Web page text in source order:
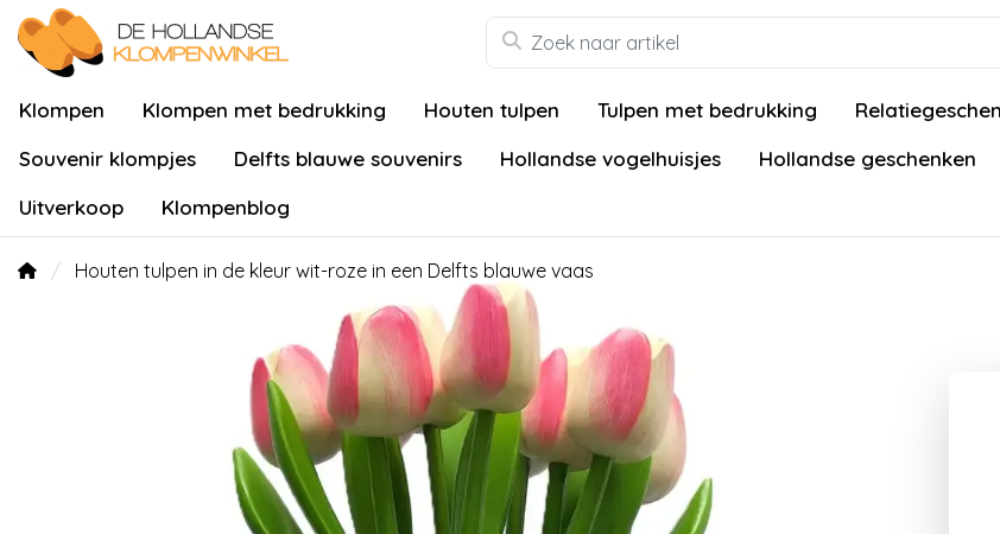
Klompen Klompen met bedrukking Houten tulpen Tulpen met bedrukking
Souvenir klompjes
Delfts blauwe souvenirs Hollandse vogelhuisjes Hollandse geschenken
Uitverkoop
Klompenblog
Houten tulpen in de kleur wit-roze in een Delfts blauwe vaas